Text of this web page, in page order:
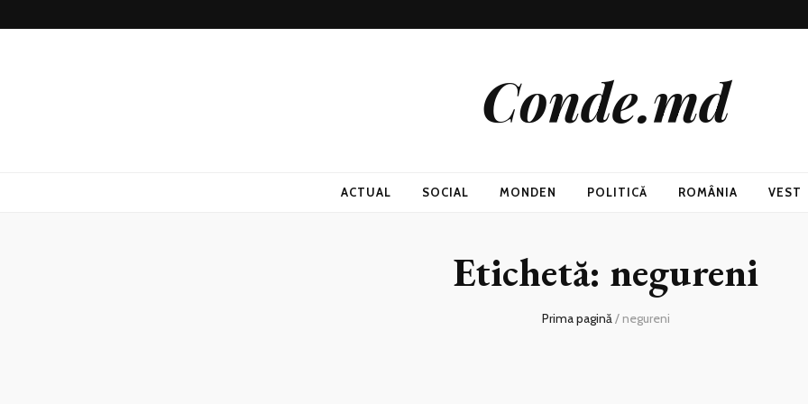
Conde.md
ACTUAL SOCIAL MONDEN POLITICĂ ROMÂNIA VEST
Etichetă: negureni
Prima pagină/ negureni